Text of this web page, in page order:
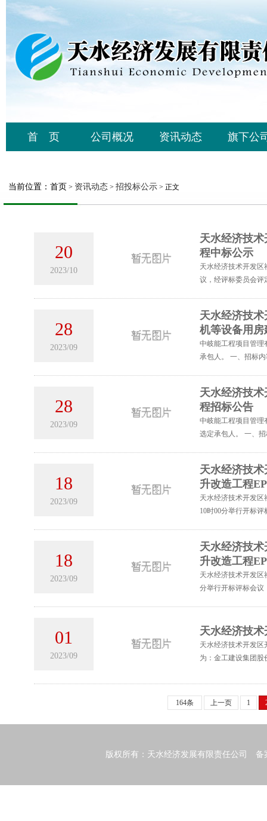
首 页 公司概况 资讯动态 旗下公
当前位置： 首页 > 资讯动态 > 招投标公示 > 正文
20
2023/10
天水经济技
程中标公示
天水经济技术开发区
议，经评标委员会评
28
2023/09
天水经济技
机等设备用
中岐能工程项目管理
承包人。 一、招标
28
2023/09
天水经济技
程招标公告
中岐能工程项目管理
选定承包人。 一、
18
2023/09
天水经济技
升改造工程
天水经济技术开发区
10时00分举行开标
18
2023/09
天水经济技
升改造工程
天水经济技术开发区
分举行开标评标会议
01
2023/09
天水经济技
天水经济技术开发区
为：金工建设集团股
164条 上一页 1
版权所有：天水经济发展有限责任公司 备